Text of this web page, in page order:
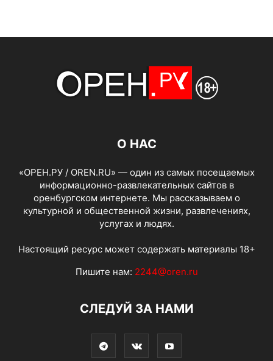
О НАС
«ОРЕН.РУ / OREN.RU» — один из самых посещаемых
информационно-развлекательных сайтов в
оренбургском интернете. Мы рассказываем о
культурной и общественной жизни, развлечениях,
услугах и людях.
Настоящий ресурс может содержать материалы 18+
Пишите нам: 2244@oren.ru
СЛЕДУЙ ЗА НАМИ